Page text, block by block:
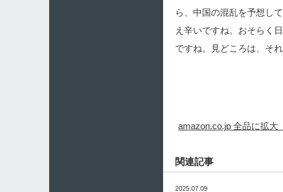
ら、中国の混乱を予想し
え辛いですね。おそらく
ですね。見どころは、そ
amazon.co.jp 全品に拡
関連記事
2025.07.09